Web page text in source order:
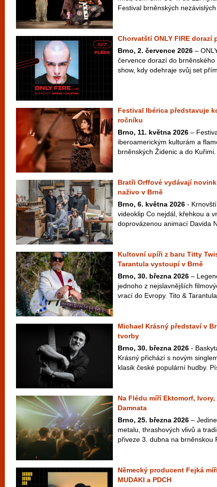
Festival brněnských
Chorvatští ONLY FIRE dorazí
Brno, 2. července 2026 –
července dorazí do
show, kdy odehraje svůj set
Festival Ibérica představuje
ročníku
Brno, 11. května 2026 –
iberoamerickým kulturám a
brněnských Židenic a do
Bratři Orffové vydávají
naživo v Brně
Brno, 6. května 2026 -
videoklip Co nejdál, křehkou a
doprovázenou animací Davida
Kultovní upíři z baru Titty
Tarantula vystoupí v Brně
Brno, 30. března 2026 –
jednoho z nejslavnějších
vrací do Evropy. Tito &
Michael Krásný představí v
tvorby
Brno, 30. března 2026 -
Krásný přichází s novým
klasik české populární hudby.
Na Flédu míří Ektomorf,
Damnata
Brno, 25. března 2026 –
metalu, thrashových vlivů a
přiveze 3. dubna na brněnskou
Německý producent Fejká
MUDAKI a PDCH